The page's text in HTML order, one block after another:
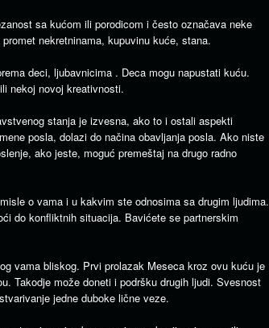
sa kućom ili porodicom i često označava neke
nekretninama, kupuvinu kuće, stana.
deci, ljubavnicima . Deca mogu napustati kuću.
nekoj novoj kreativnosti.
stanja je izvesna, ako to i ostali aspekti
posla, dolazi do načina obavljanja posla. Ako niste
ako jeste, moguć premeštaj na drugo radno
o vama i u kakvim ste odnosima sa drugim ljudima.
do konfliktnih situacija. Bavićete se partnerskim
vama bliskog. Prvi prolazak Meseca kroz ovu kuću je
Takodje može doneti i podršku drugih ljudi. Svesnost
jedne duboke lične veze.